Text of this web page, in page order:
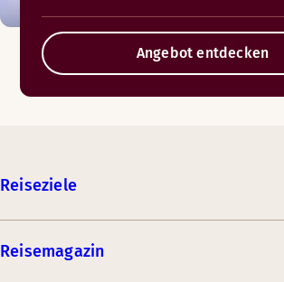
Angebot entdecken
Reiseziele
Reisemagazin